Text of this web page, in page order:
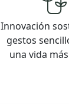
Innovación
gestos
una vida